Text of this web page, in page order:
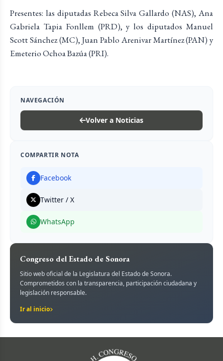
Presentes: las diputadas Rebeca Silva Gallardo (NAS), Ana
Gabriela Tapia Fonllem (PRD), y los diputados Manuel
Scott Sánchez (MC), Juan Pablo Arenivar Martínez (PAN) y
Emeterio Ochoa Bazúa (PRI).
NAVEGACIÓN
Volver a Noticias
COMPARTIR NOTA
Facebook
Twitter / X
WhatsApp
Congreso del Estado de Sonora
Sitio web oficial de la Legislatura del Estado de Sonora.
Comprometidos con la transparencia, participación ciudadana y
legislación responsable.
Ir al inicio